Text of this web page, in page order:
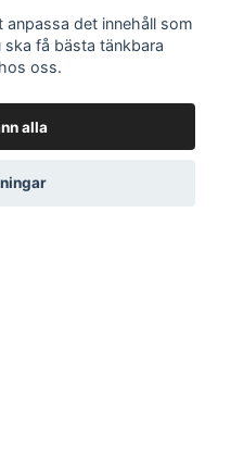
Sverige
2-5 dagar med DB
köp
det innehåll som
få bästa tänkbara
oss.
alla